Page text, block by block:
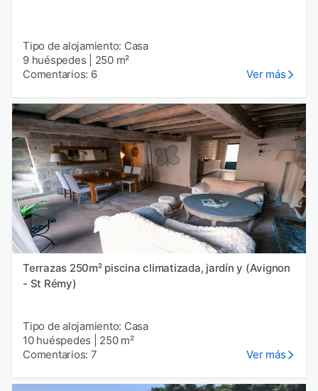
Tipo de alojamiento: Casa
9 huéspedes
250 m²
Comentarios: 6
Ver más
Terrazas 250m² piscina climatizada, jardín y (Avignon
- St Rémy)
Tipo de alojamiento: Casa
10 huéspedes
250 m²
Comentarios: 7
Ver más